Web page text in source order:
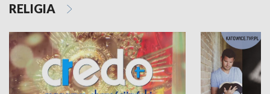
RELIGIA